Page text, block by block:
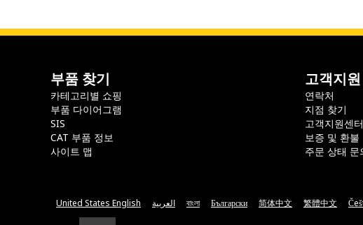
부품 찾기
카테고리별 쇼핑
부품 다이어그램
SIS
CAT 부품 정보
사이트 맵
고객지원
연락처
지점 찾기
고객지원센터
보증 및 환불
주문 상태 문
United States English العربية বাংলা Български 简体中文 繁體中文